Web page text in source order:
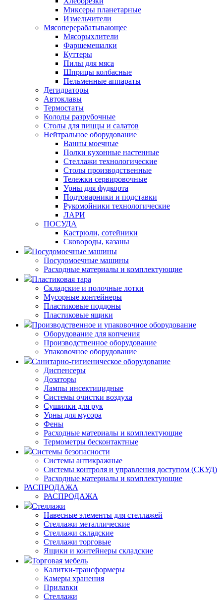
Миксеры планетарные
Измельчители
Мясоперерабатывающее
Мясорыхлители
Фаршемешалки
Куттеры
Пилы для мяса
Шприцы колбасные
Пельменные аппараты
Дегидраторы
Автоклавы
Термостаты
Колоды разрубочные
Столы для пиццы и салатов
Нейтральное оборудование
Ванны моечные
Полки кухонные настенные
Стеллажи технологические
Столы производственные
Тележки сервировочные
Урны для фудкорта
Подтоварники и подставки
Рукомойники технологические
ЛАРИ
ПОСУДА
Кастрюли, сотейники
Сковороды, казаны
Посудомоечные машины
Посудомоечные машины
Расходные материалы и комплектующие
Пластиковая тара
Складские и полочные лотки
Мусорные контейнеры
Пластиковые поддоны
Пластиковые ящики
Производственное и упаковочное оборудование
Оборудование для копчения
Производственное оборудование
Упаковочное оборудование
Санитарно-гигиеническое оборудование
Диспенсеры
Дозаторы
Лампы инсектицидные
Системы очистки воздуха
Сушилки для рук
Урны для мусора
Фены
Расходные материалы и комплектующие
Термометры бесконтактные
Системы безопасности
Системы антикражные
Системы контроля и управления доступом (СКУД)
Расходные материалы и комплектующие
РАСПРОДАЖА
РАСПРОДАЖА
Стеллажи
Навесные элементы для стеллажей
Стеллажи металлические
Стеллажи складские
Стеллажи торговые
Ящики и контейнеры складские
Торговая мебель
Калитки-трансформеры
Камеры хранения
Прилавки
Стеллажи